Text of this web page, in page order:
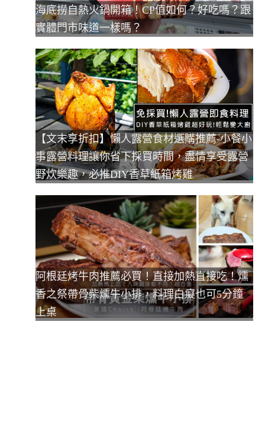
海底撈自熱火鍋開箱！CP值如何？好吃嗎？跟
實體門市味道一樣嗎？
【文末享折扣】懶人露營食材選購推薦-小餐小
事露營料理讓你省下採買時間，盡情享受露營
野炊樂趣，必推DIY香草紙箱烤雞
阿根廷烤牛肉推薦必買！直接加熱直接吃！燻
香之祭帶骨柴燻牛小排，料理白癡也可5分鐘
上桌